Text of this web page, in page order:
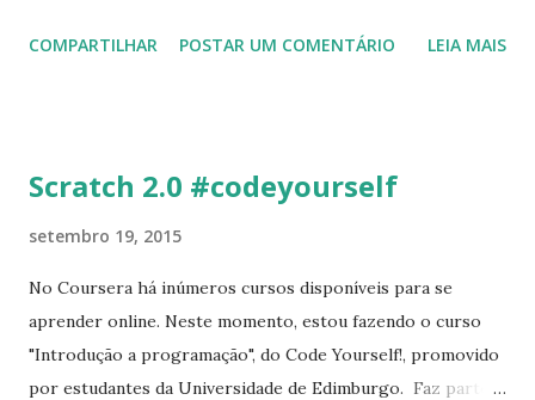
músicas tem um suinge simples, o tipo de música que você
Leave (2013), confesso que não gostei muito. Mas
Heart (2011). :)
COMPARTILHAR POSTAR UM COMENTÁRIO LEIA MAIS
Scratch 2.0 #codeyourself
setembro 19, 2015
No Coursera há inúmeros cursos disponíveis para se
aprender online. Neste momento, estou fazendo o curso
"Introdução a programação", do Code Yourself!, promovido
por estudantes da Universidade de Edimburgo. Faz parte